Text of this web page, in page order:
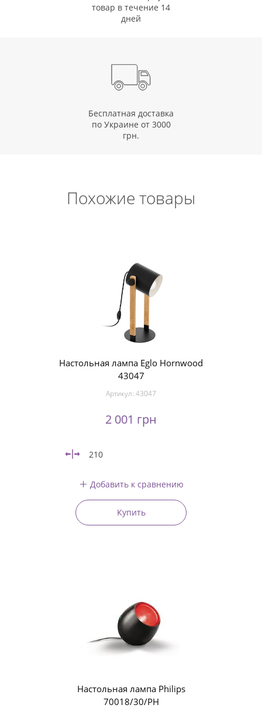
товар в течение 14
дней
Бесплатная доставка
по Украине от 3000
грн.
Похожие товары
Настольная лампа Eglo Hornwood
43047
Артикул: 43047
2 001 грн
210
Добавить к сравнению
Купить
Настольная лампа Philips
70018/30/PH